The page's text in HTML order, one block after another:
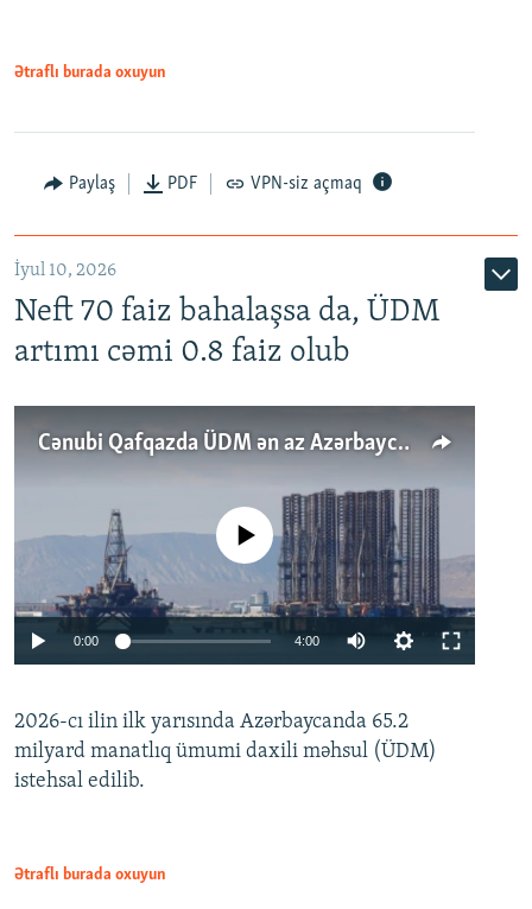
Ətraflı burada oxuyun
Paylaş PDF VPN-siz açmaq
İyul 10, 2026
Neft 70 faiz bahalaşsa da, ÜDM
artımı cəmi 0.8 faiz olub
Cənubi Qafqazda ÜDM ən az Azərbaycanda artır: Qonşuları niyə Bakını qabaqlaya bilir?
Auto 240p 360p 480p
No media source currently available
0:00 4:00
360p
480p
2026-cı ilin ilk yarısında Azərbaycanda 65.2
milyard manatlıq ümumi daxili məhsul (ÜDM)
istehsal edilib.
Ətraflı burada oxuyun